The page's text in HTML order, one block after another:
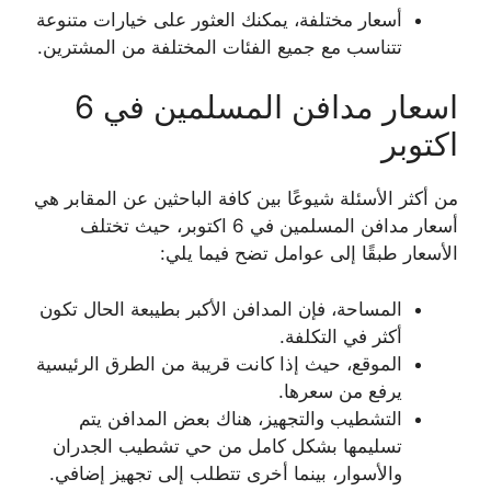
أسعار مختلفة، يمكنك العثور على خيارات متنوعة
تتناسب مع جميع الفئات المختلفة من المشترين.
اسعار مدافن المسلمين في 6
اكتوبر
من أكثر الأسئلة شيوعًا بين كافة الباحثين عن المقابر هي
أسعار مدافن المسلمين في 6 اكتوبر، حيث تختلف
الأسعار طبقًا إلى عوامل تضح فيما يلي:
المساحة، فإن المدافن الأكبر بطيبعة الحال تكون
أكثر في التكلفة.
الموقع، حيث إذا كانت قريبة من الطرق الرئيسية
يرفع من سعرها.
التشطيب والتجهيز، هناك بعض المدافن يتم
تسليمها بشكل كامل من حي تشطيب الجدران
والأسوار، بينما أخرى تتطلب إلى تجهيز إضافي.